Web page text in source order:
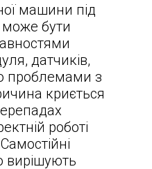
машини під
бути
датчиків,
проблемами з
криється
роботі
вирішують